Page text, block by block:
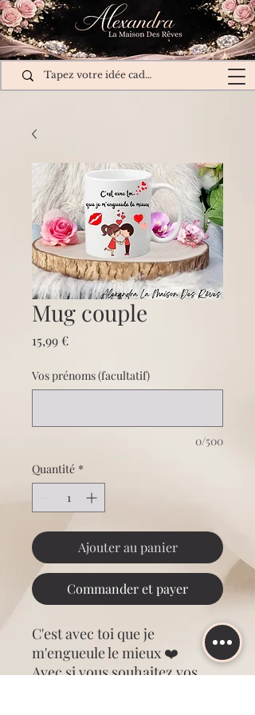
Mug couple
15,99 €Prix
Vos prénoms (facultatif)
0/500
Quantité *
Ajouter au panier
Commander et payer
C'est avec toi que je
m'engueule le mieux ❤️
Avec si vous souhaitez vos